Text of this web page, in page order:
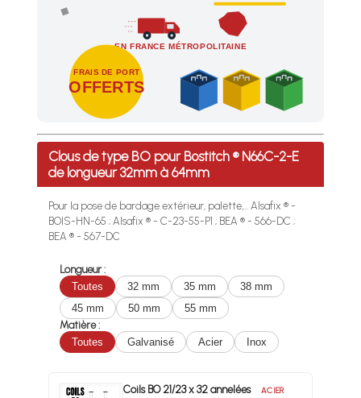
EN FRANCE MÉTROPOLITAINE
FRAIS DE PORT
OFFERTS
Profitez des Frais de port offerts en France
Clous de type BO pour Bostitch ® N66C-2-E
de longueur 32mm à 64mm
Pour la pose de bardage extérieur, palette,... Alsafix ® -
BOIS-HN-65 ; Alsafix ® - C-23-55-P1 ; BEA ® - 566-DC ;
BEA ® - 567-DC
Longueur :
Toutes
32 mm 35 mm
38 mm
45 mm
50 mm
55 mm
Matière :
Toutes
Galvanisé Acier Inox
Coils BO 21/23 x 32 annelées ACIER